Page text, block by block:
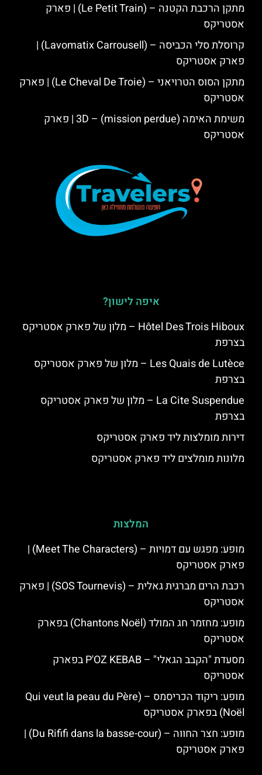
מתקן הרכבת הקטנה – (Le Petit Train) | פארק
אסטריקס
קרוסלת סלי הכביסה – (Lavomatix Carrousell) |
פארק אסטריקס
מתקן הסוס הטרויאני – (Le Cheval De Troie) | פארק
אסטריקס
משימת האימה 3D – (mission perdue) | פארק
אסטריקס
איפה לישון?
Hôtel Des Trois Hiboux – מלון של פארק אסטריקס
בצרפת
Les Quais de Lutèce – מלון של פארק אסטריקס
בצרפת
La Cite Suspendue – מלון של פארק אסטריקס
בצרפת
דירות מומלצות ליד פארק אסטריקס
מלונות מומלצים ליד פארק אסטריקס
המלצות
מופע: מפגש עם דמויות – (Meet The Characters) |
פארק אסטריקס
רכבת הרים מברגית גאלית – (SOS Tournevis) | פארק
אסטריקס
מופע: מחזמר חג המולד (Chantons Noël) בפארק
אסטריקס
מסעדת "הקבב הגאלי" – P'OZ KEBAB בפארק
אסטריקס
מופע: ריקוד הכריסמס – (Qui veut la peau du Père
Noël) בפארק אסטריקס
מופע: חצר החווה – (Du Rififi dans la basse-cour) |
פארק אסטריקס